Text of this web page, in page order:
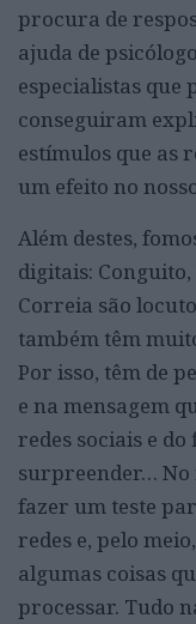
procura de
ajuda de
especialistas que
conseguiram
estímulos que as
um efeito no
Além destes,
digitais:
Correia são
também têm
Por isso, têm de
e na mensagem
redes sociais e
surpreender… No
fazer um teste
redes e, pelo
algumas coisas
processar. Tudo